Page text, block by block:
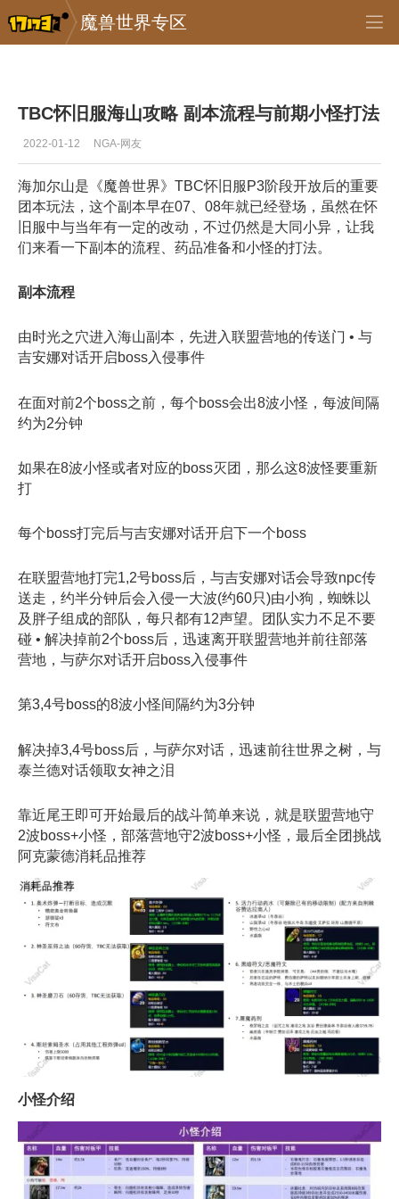
魔兽世界专区
专区_《魔兽世界》 >
TBC怀旧服海山攻略 副本流程与前期小怪打法
2022-01-12 NGA-网友
海加尔山是《魔兽世界》TBC怀旧服P3阶段开放后的重要
团本玩法，这个副本早在07、08年就已经登场，虽然在怀
旧服中与当年有一定的改动，不过仍然是大同小异，让我
们来看一下副本的流程、药品准备和小怪的打法。
副本流程
由时光之穴进入海山副本，先进入联盟营地的传送门 • 与
吉安娜对话开启boss入侵事件
在面对前2个boss之前，每个boss会出8波小怪，每波间隔
约为2分钟
如果在8波小怪或者对应的boss灭团，那么这8波怪要重新
打
每个boss打完后与吉安娜对话开启下一个boss
在联盟营地打完1,2号boss后，与吉安娜对话会导致npc传
送走，约半分钟后会入侵一大波(约60只)由小狗，蜘蛛以
及胖子组成的部队，每只都有12声望。团队实力不足不要
碰 • 解决掉前2个boss后，迅速离开联盟营地并前往部落
营地，与萨尔对话开启boss入侵事件
第3,4号boss的8波小怪间隔约为3分钟
解决掉3,4号boss后，与萨尔对话，迅速前往世界之树，与
泰兰德对话领取女神之泪
靠近尾王即可开始最后的战斗简单来说，就是联盟营地守
2波boss+小怪，部落营地守2波boss+小怪，最后全团挑战
阿克蒙德消耗品推荐
小怪介绍